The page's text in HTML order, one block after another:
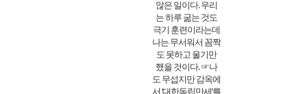
않은 일이다. 우리
는 하루 굶는 것도
극기 훈련이라는데
나는 무서워서 꼼짝
도 못하고 울기만
했을 것이다. ☞나
도 무섭지만 감옥에
서 ‘대한독립만세’를